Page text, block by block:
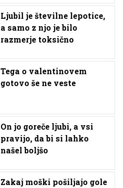
Ljubil je številne lepotice,
a samo z njo je bilo
razmerje toksično
Tega o valentinovem
gotovo še ne veste
On jo goreče ljubi, a vsi
pravijo, da bi si lahko
našel boljšo
Zakaj moški pošiljajo gole